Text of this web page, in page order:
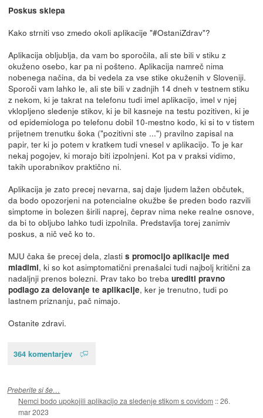
Poskus sklepa
Kako strniti vso zmedo okoli aplikacije "#OstaniZdrav"?
Aplikacija obljublja, da vam bo sporočila, ali ste bili v stiku z
okuženo osebo, kar pa ni pošteno. Aplikacija namreč nima
nobenega načina, da bi vedela za vse stike okuženih v Sloveniji.
Sporoči vam lahko le, ali ste bili v zadnjih 14 dneh v testnem stiku
z nekom, ki je takrat na telefonu tudi imel aplikacijo, imel v njej
vklopljeno sledenje stikov, ki je bil kasneje na testu pozitiven, ki je
od epidemiologa po telefonu dobil 10-mestno kodo, ki si to v tistem
prijetnem trenutku šoka ("pozitivni ste ...") pravilno zapisal na
papir, ter ki jo potem v kratkem tudi vnesel v aplikacijo. To je kar
nekaj pogojev, ki morajo biti izpolnjeni. Kot pa v praksi vidimo,
takih uporabnikov praktično ni.
Aplikacija je zato precej nevarna, saj daje ljudem lažen občutek,
da bodo opozorjeni na potencialne okužbe še preden bodo razvili
simptome in bolezen širili naprej, čeprav nima neke realne osnove,
da bi to obljubo lahko tudi izpolnila. Predstavlja torej zanimiv
poskus, a nič več ko to.
MJU čaka še precej dela, zlasti s promocijo aplikacije med
mladimi, ki so kot asimptomatični prenašalci tudi najbolj kritični za
nadaljnji prenos bolezni. Prav tako bo treba urediti pravno
podlago za delovanje te aplikacije, ker je trenutno, tudi po
lastnem priznanju, pač nimajo.
Ostanite zdravi.
364 komentarjev
Preberite si še…
Nemci bodo upokojili aplikacijo za sledenje stikom s covidom ::26.
mar 2023